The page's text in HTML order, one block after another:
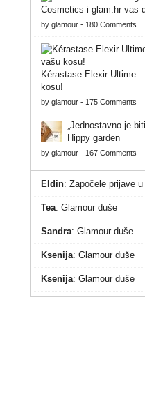
Cosmetics i glam.hr vas
by glamour - 180 Comments
Kérastase Elexir Ultime
kosu!
by glamour - 175 Comments
„Jednostavno je
Hippy garden
by glamour - 167 Comments
Eldin: Započele prijave
Tea: Glamour duše
Sandra: Glamour duše
Ksenija: Glamour duše
Ksenija: Glamour duše